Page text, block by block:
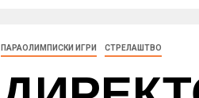
ПАРАОЛИМПИСКИ ИГРИ СТРЕЛАШТВО